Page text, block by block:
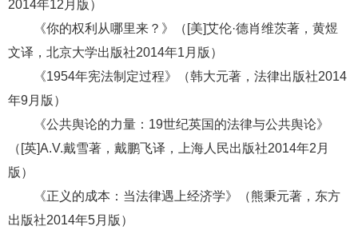
2014年12月版）
《你的权利从哪里来？》（[美]艾伦·德肖维茨著，黄煜
文译，北京大学出版社2014年1月版）
《1954年宪法制定过程》（韩大元著，法律出版社2014
年9月版）
《公共舆论的力量：19世纪英国的法律与公共舆论》
（[英]A.V.戴雪著，戴鹏飞译，上海人民出版社2014年2月
版）
《正义的成本：当法律遇上经济学》（熊秉元著，东方
出版社2014年5月版）